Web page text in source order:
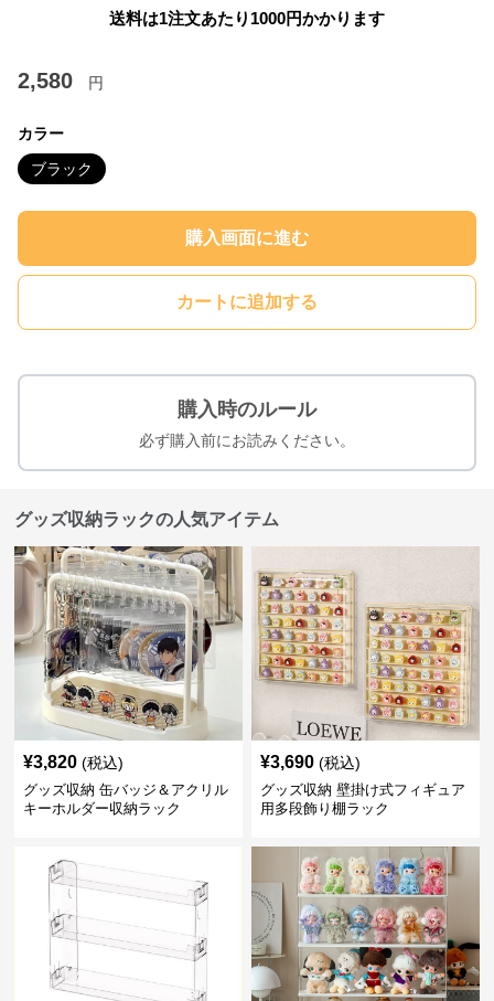
送料は1注文あたり 1000円かかります
2,580 円
カラー
ブラック
購入画面に進む
カートに追加する
購入時のルール
必ず購入前にお読みください。
グッズ収納ラックの人気アイテム
¥3,820 (税込)
グッズ収納 缶バッジ＆アクリル
キーホルダー収納ラック
¥3,690 (税込)
グッズ収納 壁掛け式フィギュア
用多段飾り棚ラック